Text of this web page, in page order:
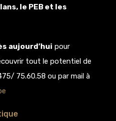
le PEB et les
aujourd’hui pour
tout le potentiel de
75.60.58 ou par mail à